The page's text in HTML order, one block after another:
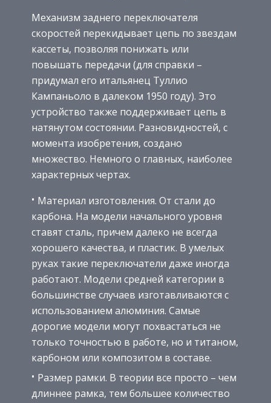
Механизм заднего переключателя
скоростей перекидывает цепь по звездам
кассеты, позволяя понижать или
повышать передачи (для справки –
придумал его итальянец Туллио
Кампаньоло в далеком 1950 году). Это
устройство также поддерживает цепь в
натянутом состоянии. Разновидностей, с
момента изобретения, создано
множество. Немного о главных, наиболее
характерных чертах.
Материал изготовления. От стали до
карбона. На модели начального уровня
ставят сталь, причем далеко не всегда
хорошего качества, и пластик. В умелых
руках такие переключатели даже иногда
работают. Модели средней категории в
большинстве случаев изготавливаются с
использованием алюминия. Самые
дорогие модели могут похвастаться не
только точностью в работе, но и титаном,
карбоном или композитом в составе.
Размер рамки. В теории все просто – чем
длиннее рамка, тем большее количество